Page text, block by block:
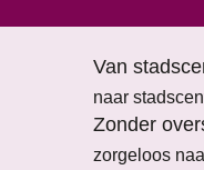
Van
naar
Zonder
zorgeloos